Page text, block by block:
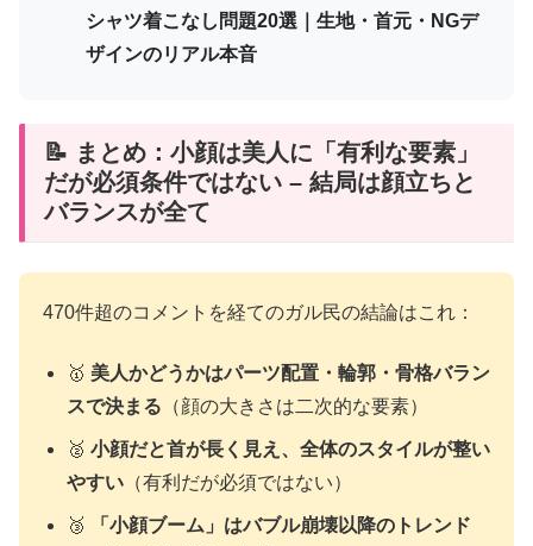
シャツ着こなし問題20選｜生地・首元・NGデ
ザインのリアル本音
📝 まとめ：小顔は美人に「有利な要素」
だが必須条件ではない – 結局は顔立ちと
バランスが全て
470件超のコメントを経てのガル民の結論はこれ：
🥇 美人かどうかはパーツ配置・輪郭・骨格バラン
スで決まる （顔の大きさは二次的な要素）
🥈 小顔だと首が長く見え、全体のスタイルが整い
やすい （有利だが必須ではない）
🥉
「小顔ブーム」はバブル崩壊以降のトレンド